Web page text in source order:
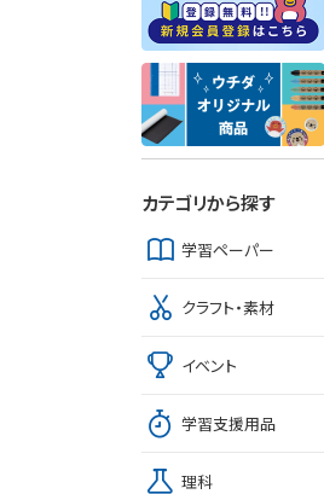
カテゴリから探す
学習ペーパー
クラフト・素材
イベント
学習支援用品
理科